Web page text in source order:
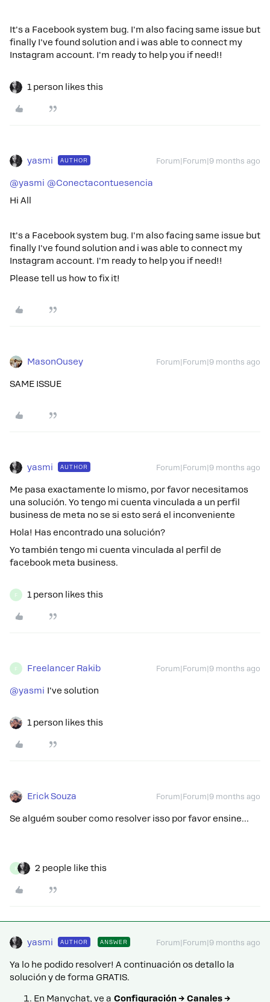
It's a Facebook system bug. I'm also facing same issue but
finally I've found solution and i was able to connect my
Instagram account. I'm ready to help you if need!!
1 person likes this
yasmi AUTHOR Forum|Forum|9 months ago
@yasmi @Conectacontuesencia
Hi All
It's a Facebook system bug. I'm also facing same issue but
finally I've found solution and i was able to connect my
Instagram account. I'm ready to help you if need!!
Please tell us how to fix it!
MasonOusey Forum|Forum|9 months ago
SAME ISSUE
yasmi AUTHOR Forum|Forum|9 months ago
Me pasa exactamente lo mismo, por favor necesitamos
una solución. Yo tengo mi cuenta vinculada a un perfil
business de meta no se si esto será el inconveniente
Hola! Has encontrado una solución?
Yo también tengo mi cuenta vinculada al perfil de
facebook meta business.
F 1 person likes this
F Freelancer Rakib Forum|Forum|9 months ago
@yasmi I've solution
1 person likes this
Erick Souza Forum|Forum|9 months ago
Se alguém souber como resolver isso por favor ensine…
F 2 people like this
yasmi AUTHOR ANSWER Forum|Forum|9 months ago
Ya lo he podido resolver! A continuación os detallo la
solución y de forma GRATIS.
En Manychat, ve a Configuración → Canales →